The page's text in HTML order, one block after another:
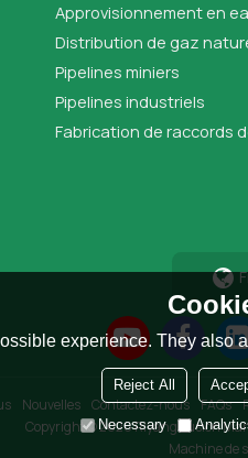
Approvisionnement en
Distribution de gaz
Pipelines miniers
Pipelines industriels
Fabrication de raccords
Nouvelles Contactez-nous FAQs
Copyright © 2026Riyang Fusion
Machine de
experience. They
Reject All
Necessary